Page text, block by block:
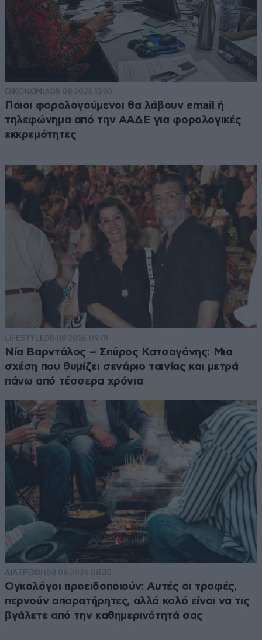
ΟΙΚΟΝΟΜΙΑ08·08·2026 13:03
Ποιοι φορολογούμενοι θα λάβουν email ή
τηλεφώνημα από την ΑΑΔΕ για φορολογικές
εκκρεμότητες
LIFESTYLE08·08·2026 09:01
Νία Βαρντάλος – Σπύρος Κατσαγάνης: Μια
σχέση που θυμίζει σενάριο ταινίας και μετρά
πάνω από τέσσερα χρόνια
ΔΙΑΤΡΟΦΗ 08·08·2026 08:30
Ογκολόγοι προειδοποιούν: Αυτές οι τροφές,
περνούν απαρατήρητες, αλλά καλό είναι να τις
βγάλετε από την καθημερινότητά σας